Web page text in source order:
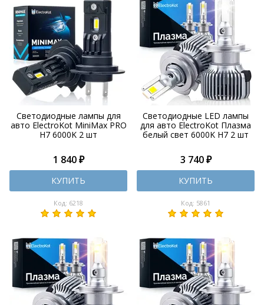
Светодиодные лампы для
авто ElectroKot MiniMax PRO
H7 6000K 2 шт
1 840 ₽
КУПИТЬ
Код: 6218
Светодиодные LED лампы
для авто ElectroKot Плазма
белый свет 6000K H7 2 шт
3 740 ₽
КУПИТЬ
Код: 5861